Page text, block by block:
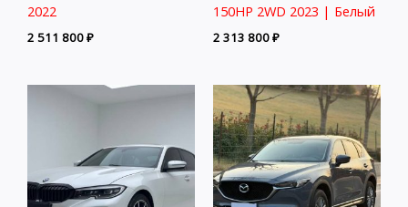
2022
2 511 800₽
150HP 2WD 2023 | Белый
2 313 800₽